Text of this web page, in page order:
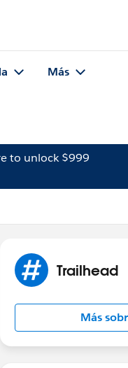
Más
to unlock $999
Trailhead
Más